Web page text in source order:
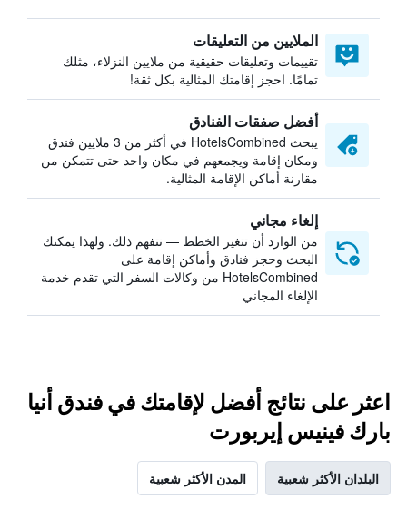
الملايين من التعليقات
تقييمات وتعليقات حقيقية من ملايين النزلاء، مثلك
تمامًا. احجز إقامتك المثالية بكل ثقة!
أفضل صفقات الفنادق
يبحث HotelsCombined في أكثر من 3 ملايين فندق
ومكان إقامة ويجمعهم في مكان واحد حتى تتمكن من
مقارنة أماكن الإقامة المثالية.
إلغاء مجاني
من الوارد أن تتغير الخطط — نتفهم ذلك. ولهذا يمكنك
البحث وحجز فنادق وأماكن إقامة على
HotelsCombined من وكالات السفر التي تقدم خدمة
الإلغاء المجاني
اعثر على نتائج أفضل لإقامتك في فندق أنيا
بارك فينيس إيربورت
البلدان الأكثر شعبية المدن الأكثر شعبية